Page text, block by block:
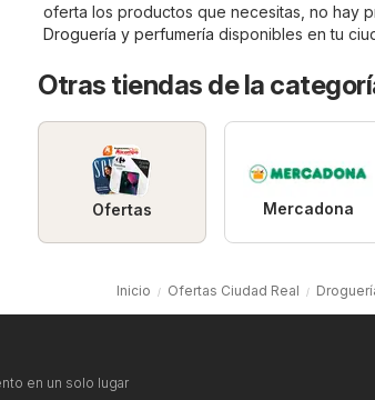
oferta los productos que necesitas, no hay
Droguería y perfumería disponibles en tu
Otras tiendas de la
Ofertas Mercadona
Inicio Ofertas Ciudad Real
en un solo lugar